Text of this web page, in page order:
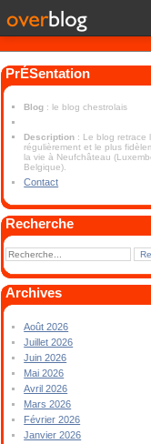
PrÉSentation
Blog : le blog chestrolais
Description : Le blog retrace
régulièrement et le plus
la vie à Neufchâteau
Belgique).
Contact
Recherche
Archives
Août 2026
Juillet 2026
Juin 2026
Mai 2026
Avril 2026
Mars 2026
Février 2026
Janvier 2026